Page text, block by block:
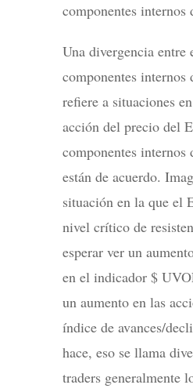
componentes internos
Una divergencia entre
componentes internos
refiere a situaciones
acción del precio del
componentes internos
están de acuerdo.
situación en la que el
nivel crítico de
esperar ver un
en el indicador $
un aumento en las
índice de avances/
hace, eso se llama
traders generalmente